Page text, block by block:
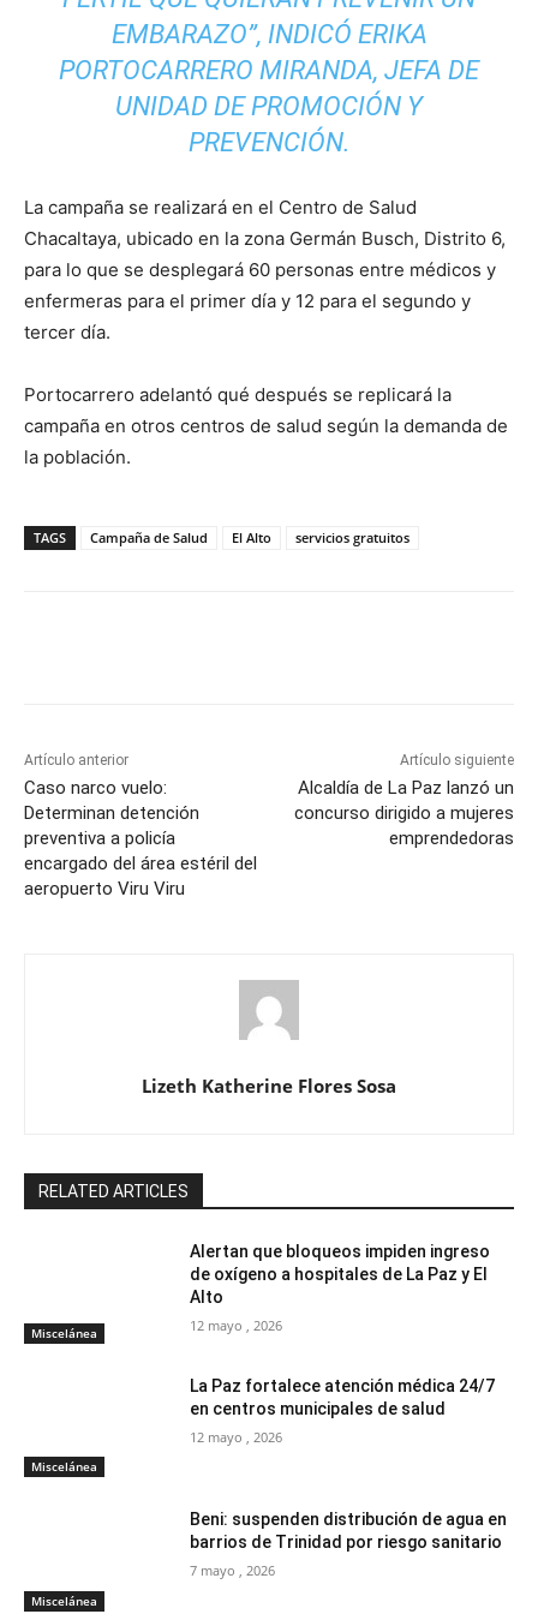
EMBARAZO”, INDICÓ ERIKA
PORTOCARRERO MIRANDA, JEFA DE
UNIDAD DE PROMOCIÓN Y
PREVENCIÓN.
La campaña se realizará en el Centro de Salud
Chacaltaya, ubicado en la zona Germán Busch, Distrito 6,
para lo que se desplegará 60 personas entre médicos y
enfermeras para el primer día y 12 para el segundo y
tercer día.
Portocarrero adelantó qué después se replicará la
campaña en otros centros de salud según la demanda de
la población.
TAGS Campaña de Salud El Alto servicios gratuitos
Artículo anterior
Caso narco vuelo:
Determinan detención
preventiva a policía
encargado del área estéril del
aeropuerto Viru Viru
Artículo siguiente
Alcaldía de La Paz lanzó un
concurso dirigido a mujeres
emprendedoras
Lizeth Katherine Flores Sosa
RELATED ARTICLES
Miscelánea
Alertan que bloqueos impiden ingreso
de oxígeno a hospitales de La Paz y El
Alto
12 mayo , 2026
Miscelánea
La Paz fortalece atención médica 24/7
en centros municipales de salud
12 mayo , 2026
Miscelánea
Beni: suspenden distribución de agua en
barrios de Trinidad por riesgo sanitario
7 mayo , 2026